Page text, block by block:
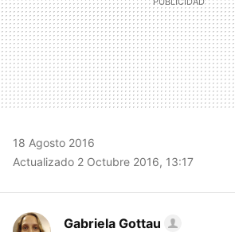
18 Agosto 2016
Actualizado 2 Octubre 2016, 13:17
Gabriela Gottau